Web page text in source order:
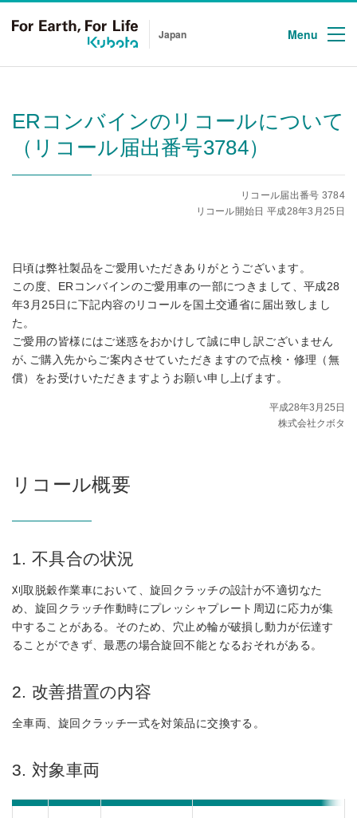
Japan Menu
ERコンバインのリコールについて
（リコール届出番号3784）
リコール届出番号 3784
リコール開始日 平成28年3月25日
日頃は弊社製品をご愛用いただきありがとうございます。
この度、ERコンバインのご愛用車の一部につきまして、平成28
年3月25日に下記内容のリコールを国土交通省に届出致しまし
た。
ご愛用の皆様にはご迷惑をおかけして誠に申し訳ございません
が､ご購入先からご案内させていただきますので点検・修理（無
償）をお受けいただきますようお願い申し上げます。
平成28年3月25日
株式会社クボタ
リコール概要
1. 不具合の状況
刈取脱穀作業車において、旋回クラッチの設計が不適切なた
め、旋回クラッチ作動時にプレッシャプレート周辺に応力が集
中することがある。そのため、穴止め輪が破損し動力が伝達す
ることができず、最悪の場合旋回不能となるおそれがある。
2. 改善措置の内容
全車両、旋回クラッチ一式を対策品に交換する。
3. 対象車両